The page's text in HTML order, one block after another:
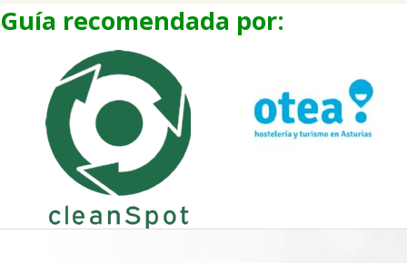
Guía recomendada por: